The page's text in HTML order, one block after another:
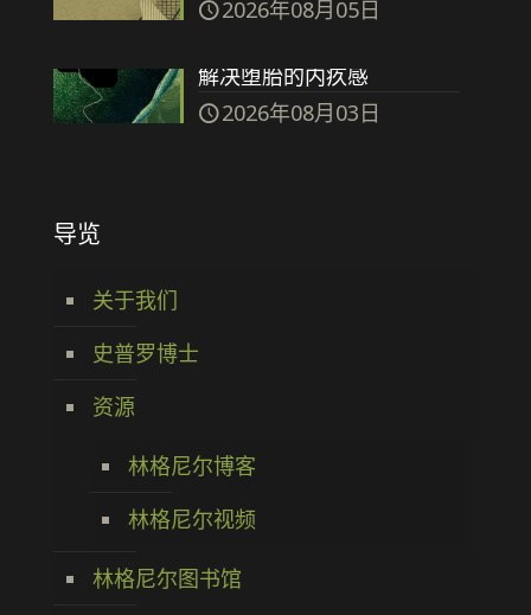
2026年08月05日
解决堕胎的内疚感
2026年08月03日
导览
关于我们
史普罗博士
资源
林格尼尔博客
林格尼尔视频
林格尼尔图书馆